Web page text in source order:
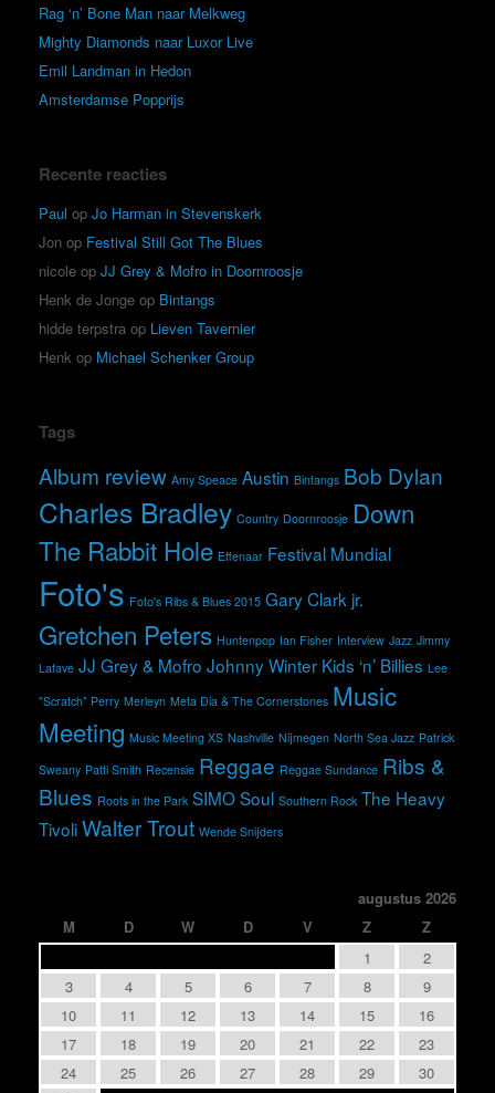
Rag ‘n’ Bone Man naar Melkweg
Mighty Diamonds naar Luxor Live
Emil Landman in Hedon
Amsterdamse Popprijs
Recente reacties
Paul op Jo Harman in Stevenskerk
Jon op Festival Still Got The Blues
nicole op JJ Grey & Mofro in Doornroosje
Henk de Jonge op Bintangs
hidde terpstra op Lieven Tavernier
Henk op Michael Schenker Group
Tags
Album review Amy Speace Austin Bintangs Bob Dylan
Charles Bradley Country Doornroosje Down
The Rabbit Hole Effenaar Festival Mundial
Foto's Foto's Ribs & Blues 2015 Gary Clark jr.
Gretchen Peters Huntenpop Ian Fisher Interview Jazz Jimmy
Lafave JJ Grey & Mofro Johnny Winter Kids ‘n’ Billies Lee
"Scratch" Perry Merleyn Meta Dia & The Cornerstones Music
Meeting Music Meeting XS Nashville Nijmegen North Sea Jazz Patrick
Sweany Patti Smith Recensie Reggae Reggae Sundance Ribs &
Blues Roots in the Park SIMOSoul Southern Rock The Heavy
TivoliWalter Trout Wende Snijders
augustus 2026
M
D W D V Z
Z
1
2
3
4 5 6 7 8
9
10
11 12 13 14 15
16
17
18 19 20 21 22
23
24
25 26 27 28 29
30